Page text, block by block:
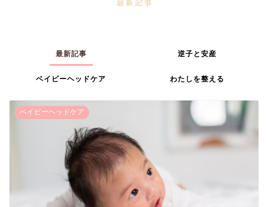
最新記事 逆子と安産
ベイビーヘッドケア わたしを整える
ベイビーヘッドケア